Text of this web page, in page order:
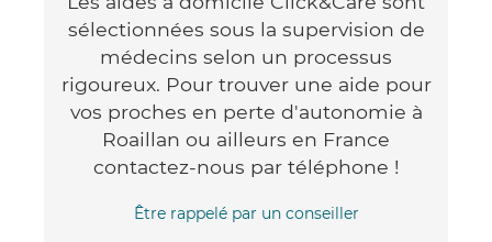
sélectionnées sous la supervision de
médecins selon un processus
rigoureux. Pour trouver une aide pour
vos proches en perte d'autonomie à
Roaillan ou ailleurs en France
contactez-nous par téléphone !
Être rappelé par un conseiller